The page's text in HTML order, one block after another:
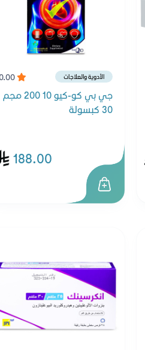
0.00 الأدوية والعلاجات
جي بي كو-كيو 10 200 مجم
30 كبسولة
188.00